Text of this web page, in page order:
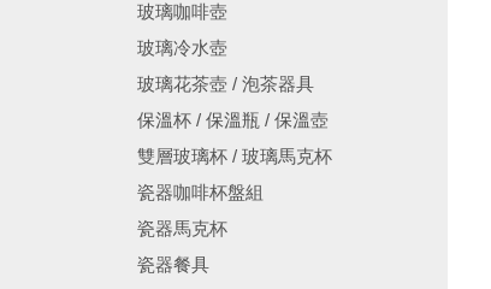
玻璃咖啡壺
玻璃冷水壺
玻璃花茶壺 / 泡茶器具
保溫杯 / 保溫瓶 / 保溫壺
雙層玻璃杯 / 玻璃馬克杯
瓷器咖啡杯盤組
瓷器馬克杯
瓷器餐具